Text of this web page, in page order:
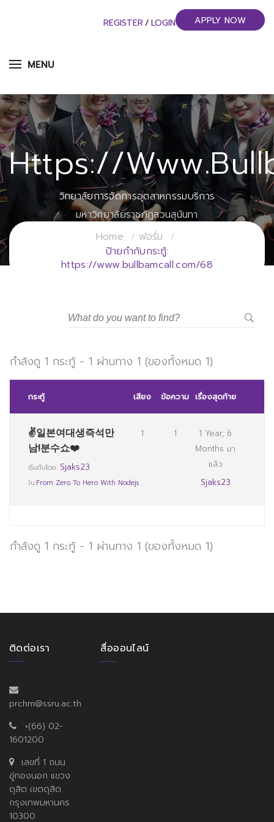
MENU
REGISTER / LOGIN APPLY NOW
Https://
วิทยาลัยการจัดการอุตสาหกรรมบริการ
มหาวิทยาลัยราชภัฏสวนสุนันทา
Home
ฟอรั่ม
ป้ายกำกับกระทู้:
https://www.bullbamcall.com/68
กำลังดู 1 กระทู้ - 1 ผ่านทาง 1 (ของทั้งหมด 1)
กระทู้ เสียง ข้อความ เรื่องสุดท้าย
✌일본여대생즉석만
남!분수쇼❤️
เริ่มต้นโดย: Sjaks23
ใน:From Zero To Hero With Nodejs
1 1
1 Year, 6
Months มา
แล้ว
Sjaks23
กำลังดู 1 กระทู้ - 1 ผ่านทาง 1 (ของทั้งหมด 1)
ติดต่อเรา
prchm@ssru.ac.th
+(66) 02-
1601200
เลขที่ 1 ถนน
อู่ทองนอก แขวง
ดุสิต เขตดุสิต
กรุงเทพมหานคร
10300
สื่อออนไลน์